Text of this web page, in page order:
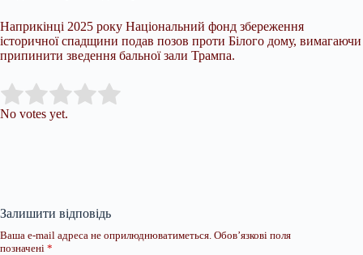
Наприкінці 2025 року Національний фонд збереження
історичної спадщини подав позов проти Білого дому, вимагаючи
припинити зведення бальної зали Трампа.
Rate this item:
No votes yet.
Залишити відповідь
Ваша e-mail адреса не оприлюднюватиметься. Обов’язкові поля
позначені *